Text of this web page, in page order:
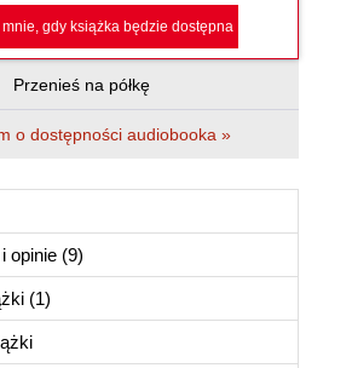
gdy książka będzie dostępna
Przenieś na półkę
o dostępności audiobooka »
opinie (9)
(1)